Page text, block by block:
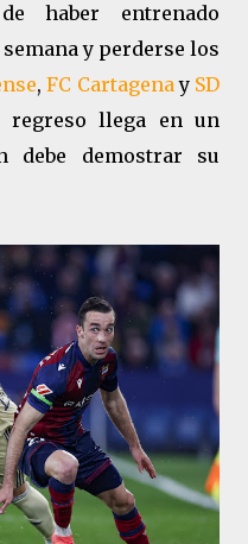
haber entrenado
y perderse los
,FC Cartagenay SD
regreso llega en un
debe demostrar su